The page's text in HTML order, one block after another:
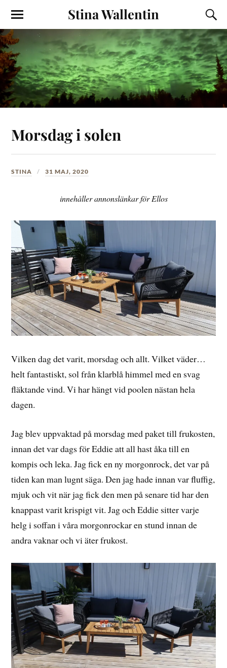
Stina Wallentin
Morsdag i solen
STINA 31 MAJ, 2020
innehåller annonslänkar för Ellos
Vilken dag det varit, morsdag och allt. Vilket väder…
helt fantastiskt, sol från klarblå himmel med en svag
fläktande vind. Vi har hängt vid poolen nästan hela
dagen.
Jag blev uppvaktad på morsdag med paket till frukosten,
innan det var dags för Eddie att all hast åka till en
kompis och leka. Jag fick en ny morgonrock, det var på
tiden kan man lugnt säga. Den jag hade innan var fluffig,
mjuk och vit när jag fick den men på senare tid har den
knappast varit krispigt vit. Jag och Eddie sitter varje
helg i soffan i våra morgonrockar en stund innan de
andra vaknar och vi äter frukost.